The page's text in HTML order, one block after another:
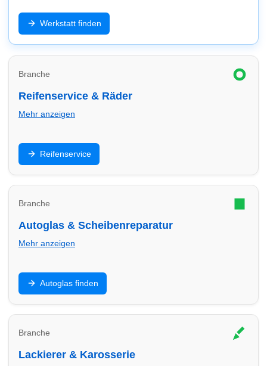
Inspektion, Reparatur, Diagnose und Wartung: Finde
Werkstätten in Köln – schnell, zuverlässig und
passend zu deinem Fahrzeug (inkl. E-Auto/Hybrid).
Werkstatt finden
Branche
Reifenservice & Räder
Mehr anzeigen
Reifenwechsel, Einlagerung, Auswuchten und Felgen:
Finde Reifendienste in Köln und vergleiche Service &
Termine.
Reifenservice
Branche
Autoglas & Scheibenreparatur
Mehr anzeigen
Steinschlag, Scheibentausch und Kalibrierung: Finde
Autoglas-Profis in Köln – oft kurzfristig mit klaren
Preisen.
Autoglas finden
Branche
Lackierer & Karosserie